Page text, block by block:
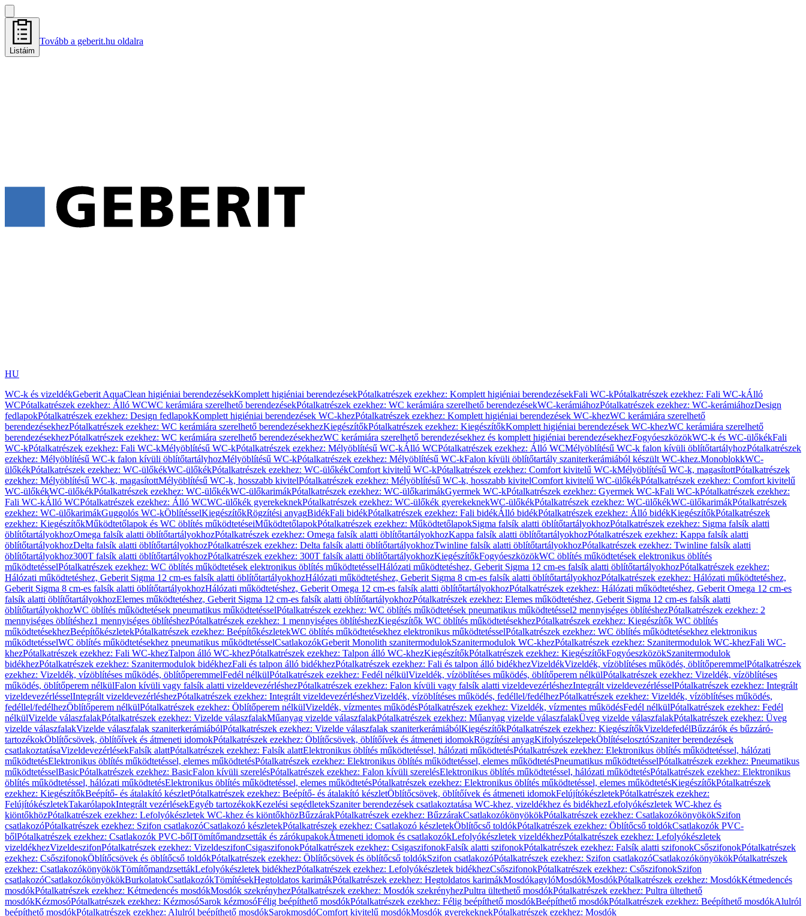
Listáim
Tovább a geberit.hu oldalra
HU
WC-k és vizeldékGeberit AquaClean higiéniai berendezésekKomplett higiéniai berendezésekPótalkatrészek ezekhez: Komplett higiéniai berendezésekFali WC-kPótalkatrészek ezekhez: Fali WC-kÁlló
WCPótalkatrészek ezekhez: Álló WCWC kerámiára szerelhető berendezésekPótalkatrészek ezekhez: WC kerámiára szerelhető berendezésekWC-kerámiáhozPótalkatrészek ezekhez: WC-kerámiáhozDesign
fedlapokPótalkatrészek ezekhez: Design fedlapokKomplett higiéniai berendezések WC-khezPótalkatrészek ezekhez: Komplett higiéniai berendezések WC-khezWC kerámiára szerelhető
berendezésekhezPótalkatrészek ezekhez: WC kerámiára szerelhető berendezésekhezKiegészítőkPótalkatrészek ezekhez: KiegészítőkKomplett higiéniai berendezések WC-khezWC kerámiára szerelhető
berendezésekhezPótalkatrészek ezekhez: WC kerámiára szerelhető berendezésekhezWC kerámiára szerelhető berendezésekhez és komplett higiéniai berendezésekhezFogyóeszközökWC-k és WC-ülőkékFali
WC-kPótalkatrészek ezekhez: Fali WC-kMélyöblítésű WC-kPótalkatrészek ezekhez: Mélyöblítésű WC-kÁlló WCPótalkatrészek ezekhez: Álló WCMélyöblítésű WC-k falon kívüli öblítőtartályhozPótalkatrészek
ezekhez: Mélyöblítésű WC-k falon kívüli öblítőtartályhozMélyöblítésű WC-kPótalkatrészek ezekhez: Mélyöblítésű WC-kFalon kívüli öblítőtartály szaniterkerámiából készült WC-khez.MonoblokkWC-
ülőkékPótalkatrészek ezekhez: WC-ülőkékWC-ülőkékPótalkatrészek ezekhez: WC-ülőkékComfort kivitelű WC-kPótalkatrészek ezekhez: Comfort kivitelű WC-kMélyöblítésű WC-k, magasítottPótalkatrészek
ezekhez: Mélyöblítésű WC-k, magasítottMélyöblítésű WC-k, hosszabb kivitelPótalkatrészek ezekhez: Mélyöblítésű WC-k, hosszabb kivitelComfort kivitelű WC-ülőkékPótalkatrészek ezekhez: Comfort kivitelű
WC-ülőkékWC-ülőkékPótalkatrészek ezekhez: WC-ülőkékWC-ülőkarimákPótalkatrészek ezekhez: WC-ülőkarimákGyermek WC-kPótalkatrészek ezekhez: Gyermek WC-kFali WC-kPótalkatrészek ezekhez:
Fali WC-kÁlló WCPótalkatrészek ezekhez: Álló WCWC-ülőkék gyerekeknekPótalkatrészek ezekhez: WC-ülőkék gyerekeknekWC-ülőkékPótalkatrészek ezekhez: WC-ülőkékWC-ülőkarimákPótalkatrészek
ezekhez: WC-ülőkarimákGuggolós WC-kÖblítésselKiegészítőkRögzítési anyagBidékFali bidékPótalkatrészek ezekhez: Fali bidékÁlló bidékPótalkatrészek ezekhez: Álló bidékKiegészítőkPótalkatrészek
ezekhez: KiegészítőkMűködtetőlapok és WC öblítés működtetéseiMűködtetőlapokPótalkatrészek ezekhez: MűködtetőlapokSigma falsík alatti öblítőtartályokhozPótalkatrészek ezekhez: Sigma falsík alatti
öblítőtartályokhozOmega falsík alatti öblítőtartályokhozPótalkatrészek ezekhez: Omega falsík alatti öblítőtartályokhozKappa falsík alatti öblítőtartályokhozPótalkatrészek ezekhez: Kappa falsík alatti
öblítőtartályokhozDelta falsík alatti öblítőtartályokhozPótalkatrészek ezekhez: Delta falsík alatti öblítőtartályokhozTwinline falsík alatti öblítőtartályokhozPótalkatrészek ezekhez: Twinline falsík alatti
öblítőtartályokhoz300T falsík alatti öblítőtartályokhozPótalkatrészek ezekhez: 300T falsík alatti öblítőtartályokhozKiegészítőkFogyóeszközökWC öblítés működtetések elektronikus öblítés
működtetésselPótalkatrészek ezekhez: WC öblítés működtetések elektronikus öblítés működtetésselHálózati működtetéshez, Geberit Sigma 12 cm-es falsík alatti öblítőtartályokhozPótalkatrészek ezekhez:
Hálózati működtetéshez, Geberit Sigma 12 cm-es falsík alatti öblítőtartályokhozHálózati működtetéshez, Geberit Sigma 8 cm-es falsík alatti öblítőtartályokhozPótalkatrészek ezekhez: Hálózati működtetéshez,
Geberit Sigma 8 cm-es falsík alatti öblítőtartályokhozHálózati működtetéshez, Geberit Omega 12 cm-es falsík alatti öblítőtartályokhozPótalkatrészek ezekhez: Hálózati működtetéshez, Geberit Omega 12 cm-es
falsík alatti öblítőtartályokhozElemes működtetéshez, Geberit Sigma 12 cm-es falsík alatti öblítőtartályokhozPótalkatrészek ezekhez: Elemes működtetéshez, Geberit Sigma 12 cm-es falsík alatti
öblítőtartályokhozWC öblítés működtetések pneumatikus működtetésselPótalkatrészek ezekhez: WC öblítés működtetések pneumatikus működtetéssel2 mennyiséges öblítéshezPótalkatrészek ezekhez: 2
mennyiséges öblítéshez1 mennyiséges öblítéshezPótalkatrészek ezekhez: 1 mennyiséges öblítéshezKiegészítők WC öblítés működtetésekhezPótalkatrészek ezekhez: Kiegészítők WC öblítés
működtetésekhezBeépítőkészletekPótalkatrészek ezekhez: BeépítőkészletekWC öblítés működtetésekhez elektronikus működtetésselPótalkatrészek ezekhez: WC öblítés működtetésekhez elektronikus
működtetésselWC öblítés működtetésekhez pneumatikus működtetésselCsatlakozókGeberit Monolith szanitermodulokSzanitermodulok WC-khezPótalkatrészek ezekhez: Szanitermodulok WC-khezFali WC-
khezPótalkatrészek ezekhez: Fali WC-khezTalpon álló WC-khezPótalkatrészek ezekhez: Talpon álló WC-khezKiegészítőkPótalkatrészek ezekhez: KiegészítőkFogyóeszközökSzanitermodulok
bidékhezPótalkatrészek ezekhez: Szanitermodulok bidékhezFali és talpon álló bidékhezPótalkatrészek ezekhez: Fali és talpon álló bidékhezVizeldékVizeldék, vízöblítéses működés, öblítőperemmelPótalkatrészek
ezekhez: Vizeldék, vízöblítéses működés, öblítőperemmelFedél nélkülPótalkatrészek ezekhez: Fedél nélkülVizeldék, vízöblítéses működés, öblítőperem nélkülPótalkatrészek ezekhez: Vizeldék, vízöblítéses
működés, öblítőperem nélkülFalon kívüli vagy falsík alatti vizeldevezérléshezPótalkatrészek ezekhez: Falon kívüli vagy falsík alatti vizeldevezérléshezIntegrált vizeldevezérlésselPótalkatrészek ezekhez: Integrált
vizeldevezérlésselIntegrált vizeldevezérléshezPótalkatrészek ezekhez: Integrált vizeldevezérléshezVizeldék, vízöblítéses működés, fedéllel/fedélhezPótalkatrészek ezekhez: Vizeldék, vízöblítéses működés,
fedéllel/fedélhezÖblítőperem nélkülPótalkatrészek ezekhez: Öblítőperem nélkülVizeldék, vízmentes működésPótalkatrészek ezekhez: Vizeldék, vízmentes működésFedél nélkülPótalkatrészek ezekhez: Fedél
nélkülVizelde válaszfalakPótalkatrészek ezekhez: Vizelde válaszfalakMűanyag vizelde válaszfalakPótalkatrészek ezekhez: Műanyag vizelde válaszfalakÜveg vizelde válaszfalakPótalkatrészek ezekhez: Üveg
vizelde válaszfalakVizelde válaszfalak szaniterkerámiábólPótalkatrészek ezekhez: Vizelde válaszfalak szaniterkerámiábólKiegészítőkPótalkatrészek ezekhez: KiegészítőkVizeldefedélBűzzárók és bűzzáró-
tartozékokÖblítőcsövek, öblítőívek és átmeneti idomokPótalkatrészek ezekhez: Öblítőcsövek, öblítőívek és átmeneti idomokRögzítési anyagKifolyószelepekÖblítéselosztóSzaniter berendezések
csatlakoztatásaVizeldevezérlésekFalsík alattPótalkatrészek ezekhez: Falsík alattElektronikus öblítés működtetéssel, hálózati működtetésPótalkatrészek ezekhez: Elektronikus öblítés működtetéssel, hálózati
működtetésElektronikus öblítés működtetéssel, elemes működtetésPótalkatrészek ezekhez: Elektronikus öblítés működtetéssel, elemes működtetésPneumatikus működtetésselPótalkatrészek ezekhez: Pneumatikus
működtetésselBasicPótalkatrészek ezekhez: BasicFalon kívüli szerelésPótalkatrészek ezekhez: Falon kívüli szerelésElektronikus öblítés működtetéssel, hálózati működtetésPótalkatrészek ezekhez: Elektronikus
öblítés működtetéssel, hálózati működtetésElektronikus öblítés működtetéssel, elemes működtetésPótalkatrészek ezekhez: Elektronikus öblítés működtetéssel, elemes működtetésKiegészítőkPótalkatrészek
ezekhez: KiegészítőkBeépítő- és átalakító készletPótalkatrészek ezekhez: Beépítő- és átalakító készletÖblítőcsövek, öblítőívek és átmeneti idomokFelújítókészletekPótalkatrészek ezekhez:
FelújítókészletekTakarólapokIntegrált vezérlésekEgyéb tartozékokKezelési segédletekSzaniter berendezések csatlakoztatása WC-khez, vizeldékhez és bidékhezLefolyókészletek WC-khez és
kiöntőkhözPótalkatrészek ezekhez: Lefolyókészletek WC-khez és kiöntőkhözBűzzárakPótalkatrészek ezekhez: BűzzárakCsatlakozókönyökökPótalkatrészek ezekhez: CsatlakozókönyökökSzifon
csatlakozóPótalkatrészek ezekhez: Szifon csatlakozóCsatlakozó készletekPótalkatrészek ezekhez: Csatlakozó készletekÖblítőcső toldókPótalkatrészek ezekhez: Öblítőcső toldókCsatlakozók PVC-
bőlPótalkatrészek ezekhez: Csatlakozók PVC-bőlTömítőmandzsetták és zárókupakokÁtmeneti idomok és csatlakozókLefolyókészletek vizeldékhezPótalkatrészek ezekhez: Lefolyókészletek
vizeldékhezVizeldeszifonPótalkatrészek ezekhez: VizeldeszifonCsigaszifonokPótalkatrészek ezekhez: CsigaszifonokFalsík alatti szifonokPótalkatrészek ezekhez: Falsík alatti szifonokCsőszifonokPótalkatrészek
ezekhez: CsőszifonokÖblítőcsövek és öblítőcső toldókPótalkatrészek ezekhez: Öblítőcsövek és öblítőcső toldókSzifon csatlakozóPótalkatrészek ezekhez: Szifon csatlakozóCsatlakozókönyökökPótalkatrészek
ezekhez: CsatlakozókönyökökTömítőmandzsettákLefolyókészletek bidékhezPótalkatrészek ezekhez: Lefolyókészletek bidékhezCsőszifonokPótalkatrészek ezekhez: CsőszifonokSzifon
csatlakozóCsatlakozókönyökökBurkolatokCsatlakozókTömítésekHegtoldatos karimákPótalkatrészek ezekhez: Hegtoldatos karimákMosdókagylóMosdókMosdókPótalkatrészek ezekhez: MosdókKétmedencés
mosdókPótalkatrészek ezekhez: Kétmedencés mosdókMosdók szekrényhezPótalkatrészek ezekhez: Mosdók szekrényhezPultra ültethető mosdókPótalkatrészek ezekhez: Pultra ültethető
mosdókKézmosóPótalkatrészek ezekhez: KézmosóSarok kézmosóFélig beépíthető mosdókPótalkatrészek ezekhez: Félig beépíthető mosdókBeépíthető mosdókPótalkatrészek ezekhez: Beépíthető mosdókAlulról
beépíthető mosdókPótalkatrészek ezekhez: Alulról beépíthető mosdókSarokmosdóComfort kivitelű mosdókMosdók gyerekeknekPótalkatrészek ezekhez: Mosdók